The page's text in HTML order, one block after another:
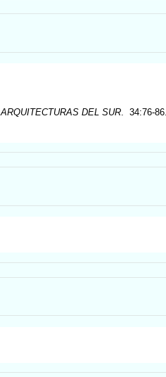
ARQUITECTURAS DEL SUR. 34:76-86.